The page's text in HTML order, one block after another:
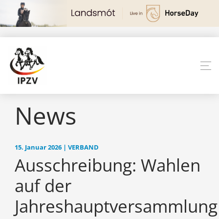
News
15. Januar 2026 | VERBAND
Ausschreibung: Wahlen
auf der
Jahreshauptversammlung